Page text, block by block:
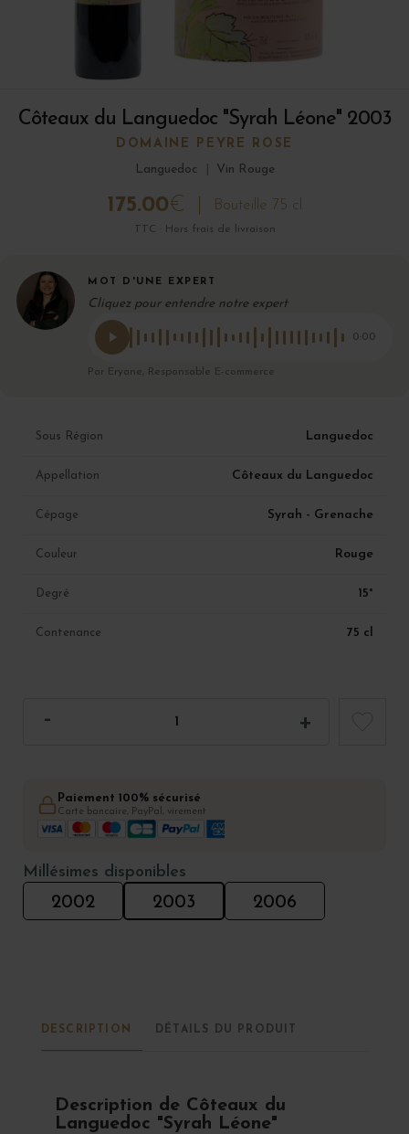
Côteaux du Languedoc "Syrah Léone" 2003
DOMAINE PEYRE ROSE
Languedoc
Vin Rouge
175.00€ Bouteille 75 cl
TTC · Hors frais de livraison
MOT D'UNE EXPERT
Cliquez pour entendre notre expert
0:00
Par Eryane, Responsable E-commerce
Sous Région Languedoc
Appellation Côteaux du Languedoc
Cépage Syrah - Grenache
Couleur Rouge
Degré 15°
Contenance 75 cl
Paiement 100% sécurisé
Carte bancaire, PayPal, virement
Millésimes disponibles
2002 2003 2006
DESCRIPTION DÉTAILS DU PRODUIT
Description de Côteaux du
Languedoc "Syrah Léone"